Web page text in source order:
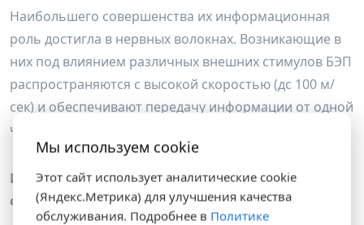
Наибольшего совершенства их информационная
роль достигла в нервных волокнах. Возникающие в
них под влиянием различных внешних стимулов БЭП
распространяются с высокой скоростью (дс 100 м/
сек) и обеспечивают передачу информации от одной
части организма к другой.
Изменение общего электрического заряда
организма приводит к:
Мы используем cookie
Этот сайт использует аналитические cookie
(Яндекс.Метрика) для улучшения качества
обслуживания. Подробнее в Политике